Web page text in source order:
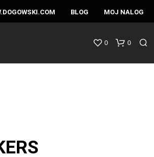
BLOG MOJ NALOG
0 0